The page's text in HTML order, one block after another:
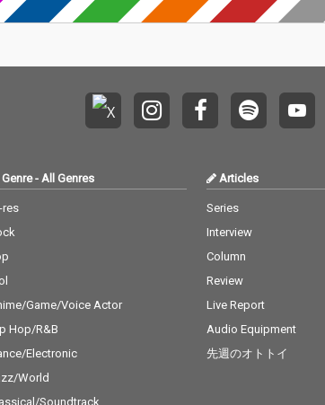
Genre- All Genres
res
Game/Voice Actor
Hop/R&B
Electronic
World
Soundtrack
Articles
Series
Interview
Column
Review
Live Report
Audio Equipment
先週のオトトイ